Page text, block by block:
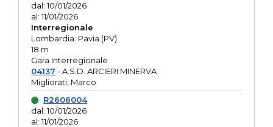
dal: 10/01/2026
al: 11/01/2026
Interregionale
Lombardia: Pavia (PV)
18 m
Gara Interregionale
04137 - A.S.D. ARCIERI MINERVA
Migliorati, Marco
R2606004
dal: 10/01/2026
al: 11/01/2026